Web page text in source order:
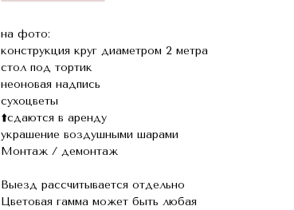
на фото:
конструкция круг диаметром 2 метра
стол под тортик
неоновая надпись
сухоцветы
⬆️сдаются в аренду
украшение воздушными шарами
Монтаж / демонтаж
Выезд рассчитывается отдельно
Цветовая гамма может быть любая